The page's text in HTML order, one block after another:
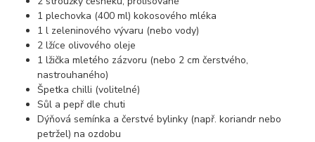
1 plechovka (400 ml) kokosového mléka
1 l zeleninového vývaru (nebo vody)
2 lžíce olivového oleje
1 lžička mletého zázvoru (nebo 2 cm čerstvého,
nastrouhaného)
Špetka chilli (volitelné)
Sůl a pepř dle chuti
Dýňová semínka a čerstvé bylinky (např. koriandr nebo
petržel) na ozdobu